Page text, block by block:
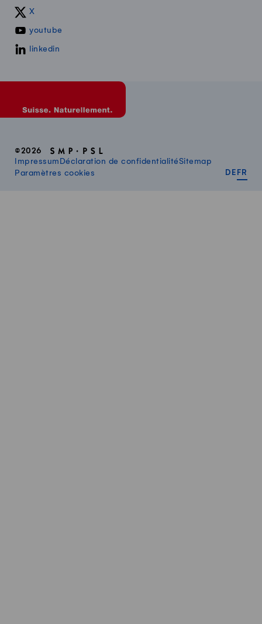
X
youtube
linkedin
©2026
Impressum Déclaration de confidentialitéSitemap
Paramètres cookies
DE FR